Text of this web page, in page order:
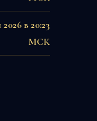
2026 в 20:23
МСК